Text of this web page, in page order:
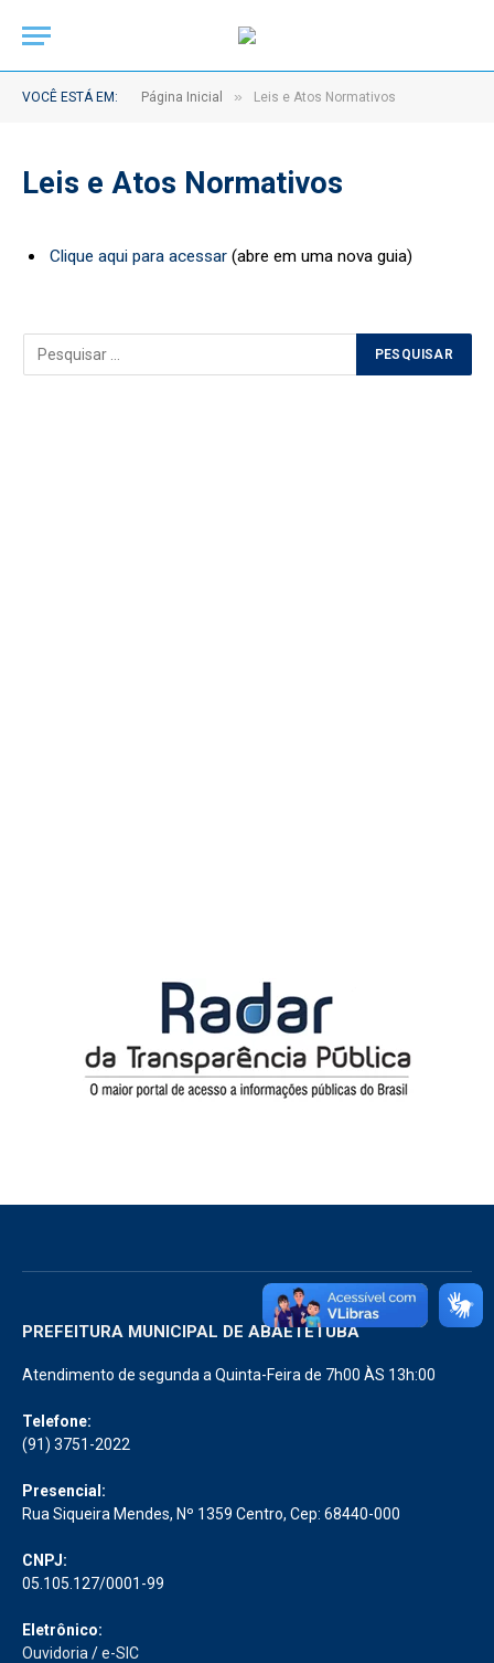
VOCÊ ESTÁ EM: Página Inicial » Leis e Atos Normativos
Leis e Atos Normativos
Clique aqui para acessar (abre em uma nova guia)
PREFEITURA MUNICIPAL DE ABAETETUBA
Atendimento de segunda a Quinta-Feira de 7h00 ÀS 13h:00
Telefone:
(91) 3751-2022
Presencial:
Rua Siqueira Mendes, Nº 1359 Centro, Cep: 68440-000
CNPJ:
05.105.127/0001-99
Eletrônico:
Ouvidoria /e-SIC